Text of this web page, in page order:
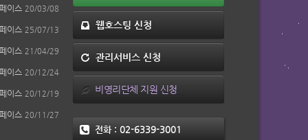
이스 20/03/08
이스 25/07/13
이스 21/04/29
이스 20/12/24
이스 20/12/19
이스 20/11/27
웹호스팅 신청
관리서비스 신청
비영리단체 지원 신청
전화 : 02-6339-3001